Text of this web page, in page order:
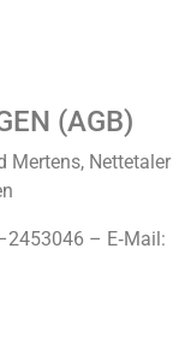
(AGB)
Mertens, Nettetaler
– E‑Mail: